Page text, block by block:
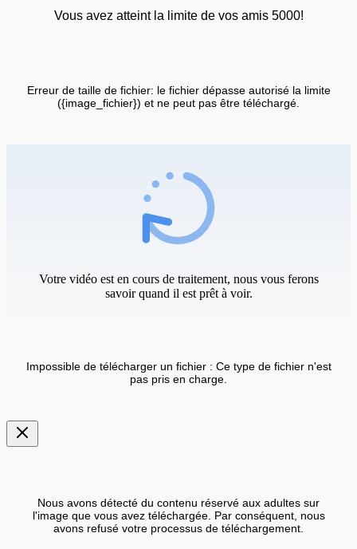
Vous avez atteint la limite de vos amis 5000!
Erreur de taille de fichier: le fichier dépasse autorisé la limite
({image_fichier}) et ne peut pas être téléchargé.
Votre vidéo est en cours de traitement, nous vous ferons
savoir quand il est prêt à voir.
Impossible de télécharger un fichier : Ce type de fichier n'est
pas pris en charge.
Nous avons détecté du contenu réservé aux adultes sur
l'image que vous avez téléchargée. Par conséquent, nous
avons refusé votre processus de téléchargement.